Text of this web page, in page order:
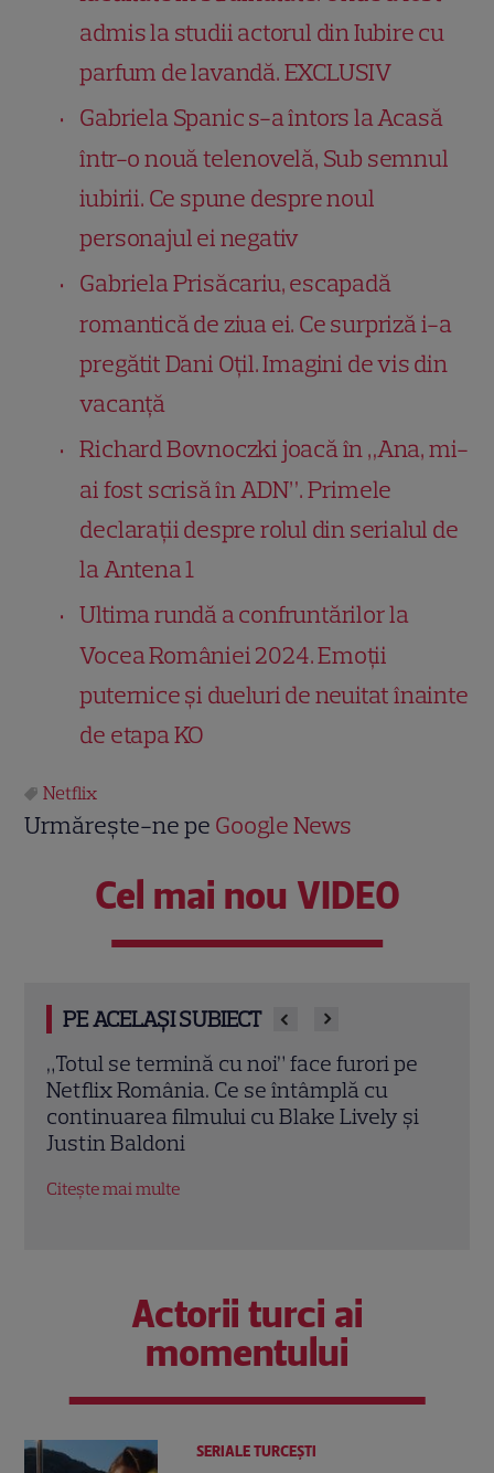
admis la studii actorul din Iubire cu
parfum de lavandă. EXCLUSIV
Gabriela Spanic s-a întors la Acasă
într-o nouă telenovelă, Sub semnul
iubirii. Ce spune despre noul
personajul ei negativ
Gabriela Prisăcariu, escapadă
romantică de ziua ei. Ce surpriză i-a
pregătit Dani Oțil. Imagini de vis din
vacanță
Richard Bovnoczki joacă în „Ana, mi-
ai fost scrisă în ADN”. Primele
declarații despre rolul din serialul de
la Antena 1
Ultima rundă a confruntărilor la
Vocea României 2024. Emoții
puternice și dueluri de neuitat înainte
de etapa KO
Netflix
Urmărește-ne pe Google News
Cel mai nou VIDEO
PE ACELAȘI SUBIECT
Ghid de streaming, 20 – 26 iulie: „Star
Trek: Noi lumi stranii” revine cu sezonul
4. Ce filme noi intră pe Netflix și Max
Actorii turci ai
momentului
SERIALE TURCEŞTI